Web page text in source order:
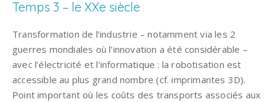
Temps 3 – le XXe siècle
Transformation de l’industrie – notamment via les 2
guerres mondiales où l’innovation a été considérable –
avec l’électricité et l’informatique : la robotisation est
accessible au plus grand nombre (cf. imprimantes 3D).
Point important où les coûts des transports associés aux